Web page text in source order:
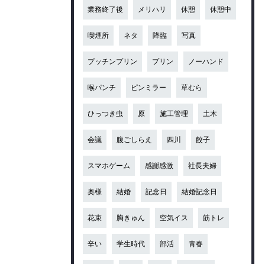
業務終了後 メリハリ 休憩 休憩中
喫煙所 ネタ 降臨 写真
プッチンプリン プリン ノーハンド
喉パンチ ピンミラー 草むら
ひっつき虫 原 施工管理 土木
会議 腹ごしらえ 四川 餃子
スマホゲーム 感謝感激 社長夫婦
奥様 結婚 記念日 結婚記念日
花束 胸きゅん 空気イス 筋トレ
辛い 学生時代 部活 青春